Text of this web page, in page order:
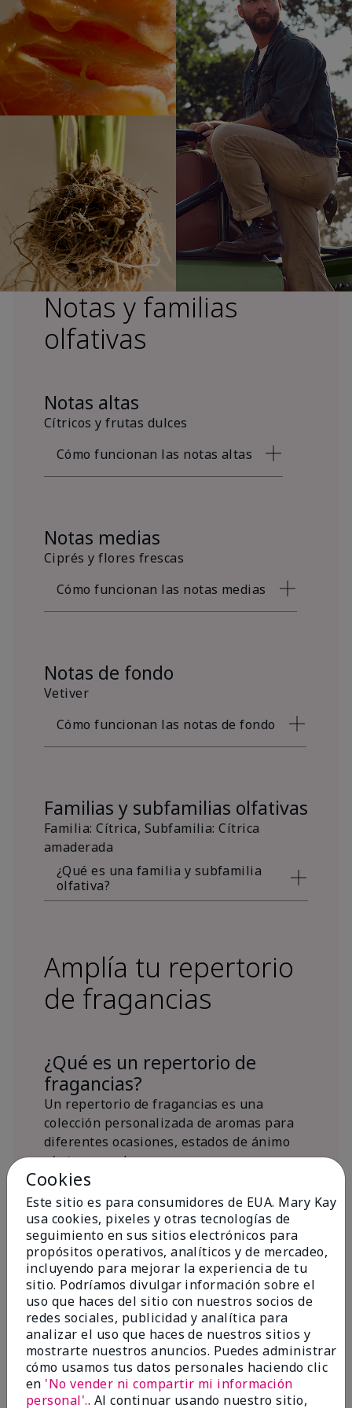
Notas y familias
olfativas
Notas altas
Cítricos y frutas dulces
Cómo funcionan las notas altas
Notas medias
Ciprés y flores frescas
Cómo funcionan las notas medias
Notas de fondo
Vetiver
Cómo funcionan las notas de fondo
Familias y subfamilias olfativas
Familia: Cítrica, Subfamilia: Cítrica
amaderada
¿Qué es una familia y subfamilia
olfativa?
Amplía tu repertorio
de fragancias
¿Qué es un repertorio de
fragancias?
Un repertorio de fragancias es una
colección personalizada de aromas para
diferentes ocasiones, estados de ánimo
y/o temporadas.
¿Dónde encaja la fragancia Mary
Kay® True Optimism™ Eau de
Parfum?
Inspiración de la
fragancia
Sobre Mary Kay® True Optimism™
Cookies
Este sitio es para consumidores de EUA. Mary Kay
usa cookies, pixeles y otras tecnologías de
seguimiento en sus sitios electrónicos para
propósitos operativos, analíticos y de mercadeo,
incluyendo para mejorar la experiencia de tu
sitio. Podríamos divulgar información sobre el
uso que haces del sitio con nuestros socios de
redes sociales, publicidad y analítica para
analizar el uso que haces de nuestros sitios y
mostrarte nuestros anuncios. Puedes administrar
cómo usamos tus datos personales haciendo clic
en 'No vender ni compartir mi información
personal'.. Al continuar usando nuestro sitio,